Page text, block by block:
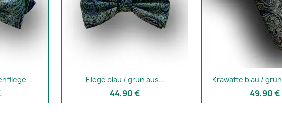
Fliege blau / grün aus...
44,90 €
Krawatte blau /
49,90 €